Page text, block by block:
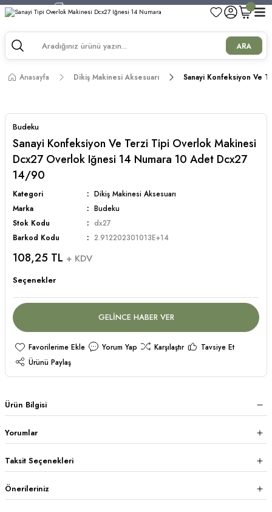
750 TL ve Üzeri Alışverişlerde Kargo Bedava!
750 TL ve Üzeri Alışverişlerde Kargo Bedava!
ARA
Anasayfa Dikiş Makinesi Aksesuarı Sanayi Konfeksiyon Ve
Budeku
Sanayi Konfeksiyon Ve Terzi Tipi Overlok Makinesi
Dcx27 Overlok Iğnesi 14 Numara 10 Adet Dcx27
14/90
Kategori
Dikiş Makinesi Aksesuarı
Marka
Budeku
Stok Kodu
dx27
Barkod Kodu
2.912202301013E+14
108,25 TL + KDV
Seçenekler
GELİNCE HABER VER
Yorum Yap Karşılaştır
Tavsiye Et
Ürünü Paylaş
Ürün Bilgisi
Yorumlar
Taksit Seçenekleri
Önerileriniz